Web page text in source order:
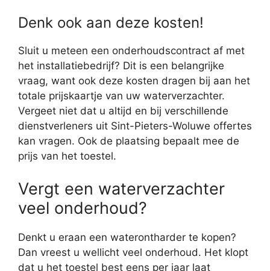
Denk ook aan deze kosten!
Sluit u meteen een onderhoudscontract af met
het installatiebedrijf? Dit is een belangrijke
vraag, want ook deze kosten dragen bij aan het
totale prijskaartje van uw waterverzachter.
Vergeet niet dat u altijd en bij verschillende
dienstverleners uit Sint-Pieters-Woluwe offertes
kan vragen. Ook de plaatsing bepaalt mee de
prijs van het toestel.
Vergt een waterverzachter
veel onderhoud?
Denkt u eraan een waterontharder te kopen?
Dan vreest u wellicht veel onderhoud. Het klopt
dat u het toestel best eens per jaar laat